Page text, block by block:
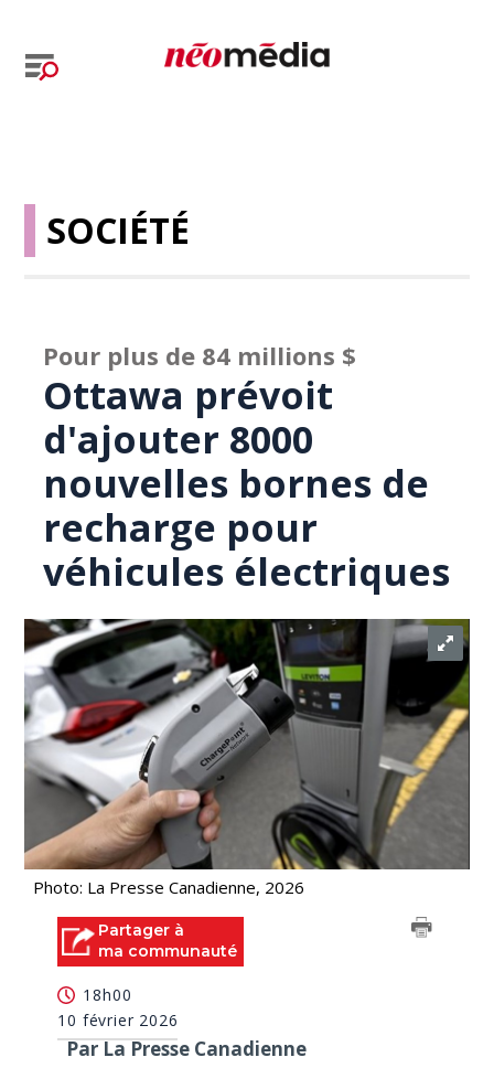
SOCIÉTÉ
Pour plus de 84 millions $
Ottawa prévoit
d'ajouter 8000
nouvelles bornes de
recharge pour
véhicules électriques
Photo: La Presse Canadienne, 2026
Partager à
ma communauté
18h00
10 février 2026
Par La Presse Canadienne